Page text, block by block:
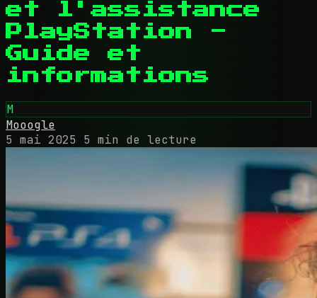
et l'assistance
PlayStation -
Guide et
informations
M
Mooogle
5 mai 2025
5 min de lecture